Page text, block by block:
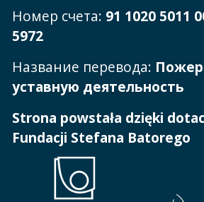
Номер счета: 91 1020 5011
5972
Название перевода:
уставную деятельность
Strona powstała dzięki
Fundacji Stefana Batorego